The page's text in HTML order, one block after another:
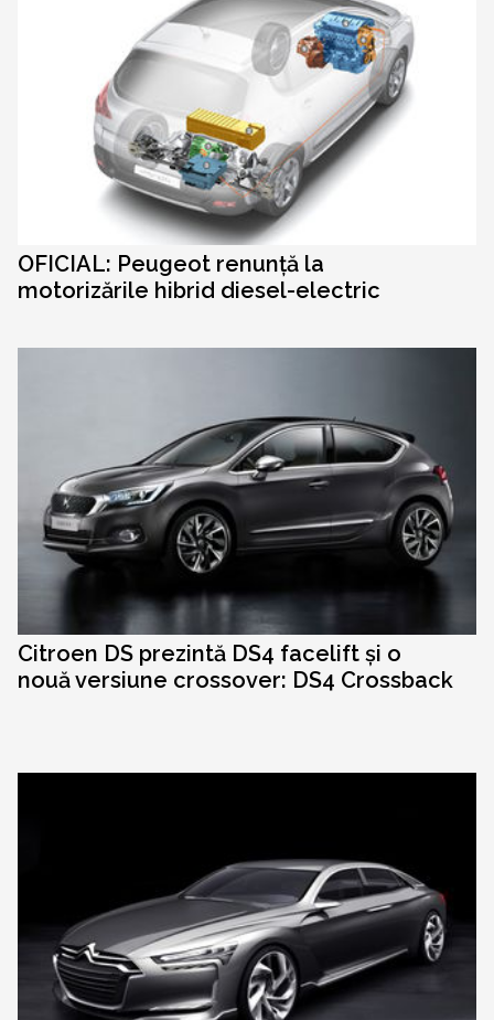
OFICIAL: Peugeot renunță la
motorizările hibrid diesel-electric
Citroen DS prezintă DS4 facelift și o
nouă versiune crossover: DS4 Crossback